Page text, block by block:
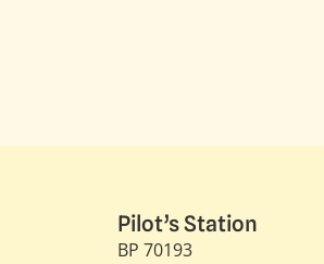
Pilot’s Station
BP 70193